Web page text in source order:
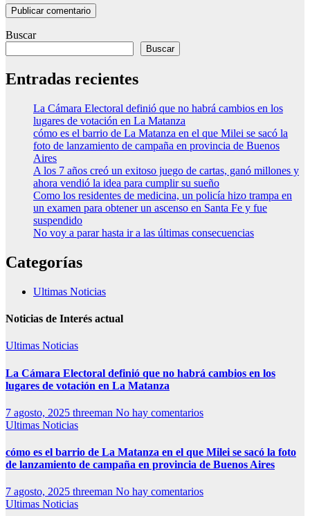
Buscar
Buscar
Entradas recientes
La Cámara Electoral definió que no habrá cambios en los
lugares de votación en La Matanza
cómo es el barrio de La Matanza en el que Milei se sacó la
foto de lanzamiento de campaña en provincia de Buenos
Aires
A los 7 años creó un exitoso juego de cartas, ganó millones y
ahora vendió la idea para cumplir su sueño
Como los residentes de medicina, un policía hizo trampa en
un examen para obtener un ascenso en Santa Fe y fue
suspendido
No voy a parar hasta ir a las últimas consecuencias
Categorías
Ultimas Noticias
Noticias de Interés actual
Ultimas Noticias
La Cámara Electoral definió que no habrá cambios en los
lugares de votación en La Matanza
7 agosto, 2025 threeman No hay comentarios
Ultimas Noticias
cómo es el barrio de La Matanza en el que Milei se sacó la foto
de lanzamiento de campaña en provincia de Buenos Aires
7 agosto, 2025 threeman No hay comentarios
Ultimas Noticias